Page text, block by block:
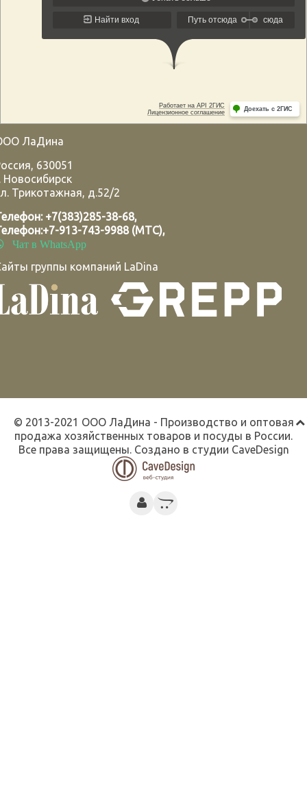
ЛаДина
630051
Новосибирск
Трикотажная, д.52/2
+7(383)285-38-68,
+7-913-743-9988 (МТС),
Чат в WhatsApp
группы компаний LaDina
© 2013-2021 ООО ЛаДина - Производство и оптовая
продажа хозяйственных товаров и посуды в России.
Все права защищены. Создано в студии CaveDesign